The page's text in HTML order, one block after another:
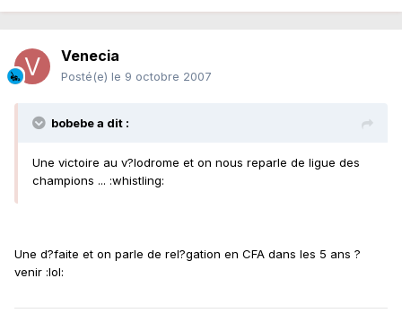
Venecia
Posté(e) le 9 octobre 2007
bobebe a dit :
Une victoire au v?lodrome et on nous reparle de ligue des
champions ... :whistling:
Une d?faite et on parle de rel?gation en CFA dans les 5 ans ?
venir :lol: